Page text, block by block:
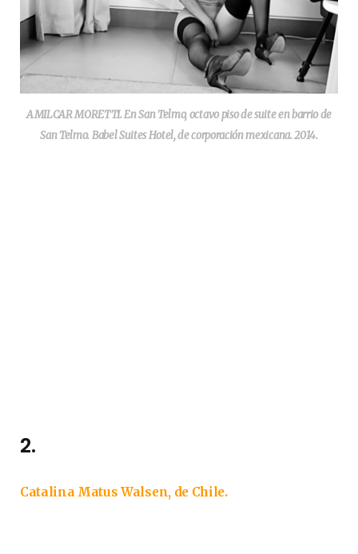
AMILCAR MORETTI. En San Telmo, octavo piso de suite en barrio de
San Telmo. Babel Suites Hotel, de corporación mexicana. 2014.
2.
Catalina Matus Walsen, de Chile.